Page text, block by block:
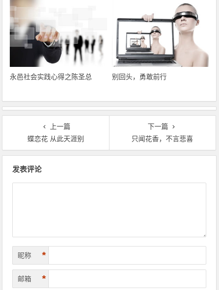
永邑社会实践心得之陈圣总 别回头，勇敢前行
上一篇
蝶恋花 从此天涯别
下一篇
只闻花香，不言悲喜
发表评论
昵称 *
邮箱 *